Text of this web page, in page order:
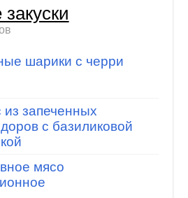
шарики с черри
из запеченных
с базиликовой
мясо